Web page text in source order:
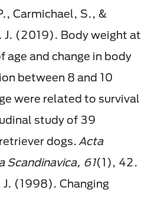
Carmichael, S., &
J. (2019). Body weight at
age and change in body
between 8 and 10
were related to survival
study of 39
dogs. Acta
Scandinavica, 61(1), 42.
J. (1998). Changing